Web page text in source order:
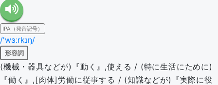
IPA（発音記号）
/'wɜːrkɪŋ/
形容詞
(機械・器具などが)『動く』,使える / (特に生活にために)
『働く』,[肉体]労働に従事する / (知識などが)『実際に役